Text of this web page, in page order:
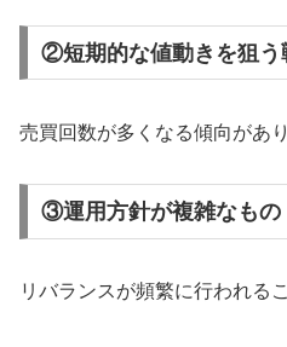
②短期的な値動きを狙う
売買回数が多くなる傾向があり
③運用方針が複雑なもの
リバランスが頻繁に行われる